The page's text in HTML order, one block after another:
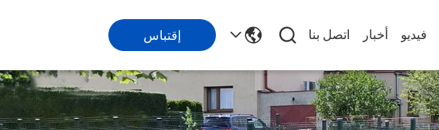
فيديو أخبار اتصل بنا إقتباس